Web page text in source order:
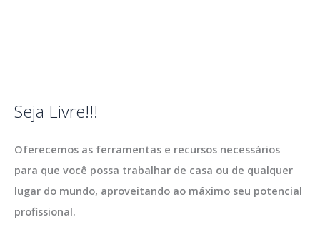
Seja Livre!!!
Oferecemos as ferramentas e recursos necessários
para que você possa trabalhar de casa ou de qualquer
lugar do mundo, aproveitando ao máximo seu potencial
profissional.